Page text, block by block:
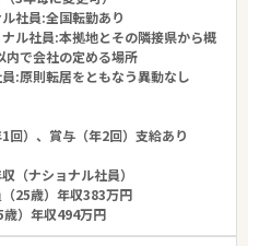
ル社員:全国転勤あり
ナル社員:本拠地とその隣接県から概
で会社の定める場所
員:原則転居をともなう異動なし
1回）、賞与（年2回）支給あり
（ナショナル社員）
（25歳）年収383万円
歳）年収494万円